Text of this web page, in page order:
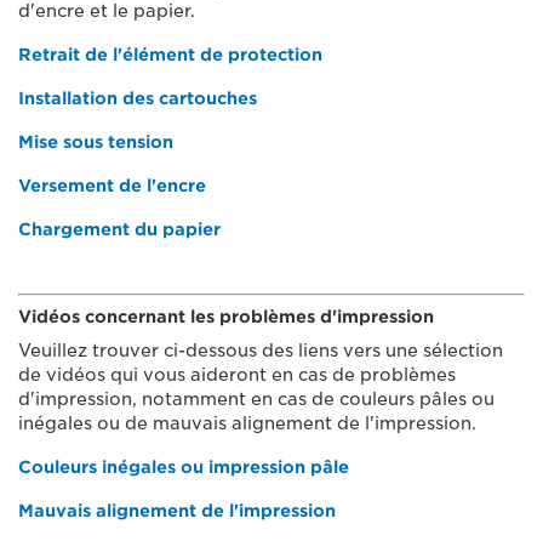
d'encre et le papier.
Retrait de l'élément de protection
Installation des cartouches
Mise sous tension
Versement de l'encre
Chargement du papier
Vidéos concernant les problèmes d'impression
Veuillez trouver ci-dessous des liens vers une sélection
de vidéos qui vous aideront en cas de problèmes
d'impression, notamment en cas de couleurs pâles ou
inégales ou de mauvais alignement de l'impression.
Couleurs inégales ou impression pâle
Mauvais alignement de l'impression